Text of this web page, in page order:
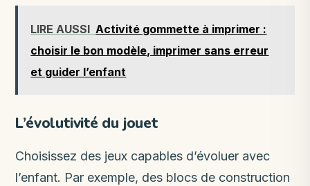
LIRE AUSSI Activité gommette à imprimer :
choisir le bon modèle, imprimer sans erreur
et guider l’enfant
L’évolutivité du jouet
Choisissez des jeux capables d’évoluer avec
l’enfant. Par exemple, des blocs de construction